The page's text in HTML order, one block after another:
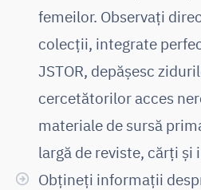
femeilor. Observați
colecții, integrate
JSTOR, depășesc
cercetătorilor acces
materiale de sursă
largă de reviste, cărți și
Obțineți informații